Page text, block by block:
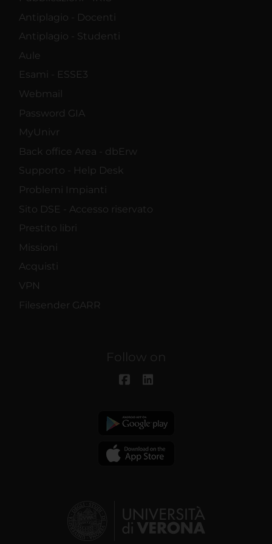
Antiplagio - Docenti
Antiplagio - Studenti
Aule
Esami - ESSE3
Webmail
Password GIA
MyUnivr
Back office Area - dbErw
Supporto - Help Desk
Problemi Impianti
Sito DSE - Accesso riservato
Prestito libri
Missioni
Acquisti
VPN
Filesender GARR
Follow on